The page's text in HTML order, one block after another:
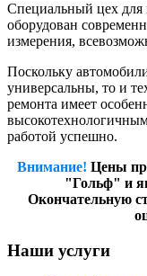
Специальный цех для
оборудован
измерения,
Поскольку
универсальны, то и
ремонта имеет
работой успешно.
Внимание! Цены
"Гольф" и
Окончательную
Наши услуги